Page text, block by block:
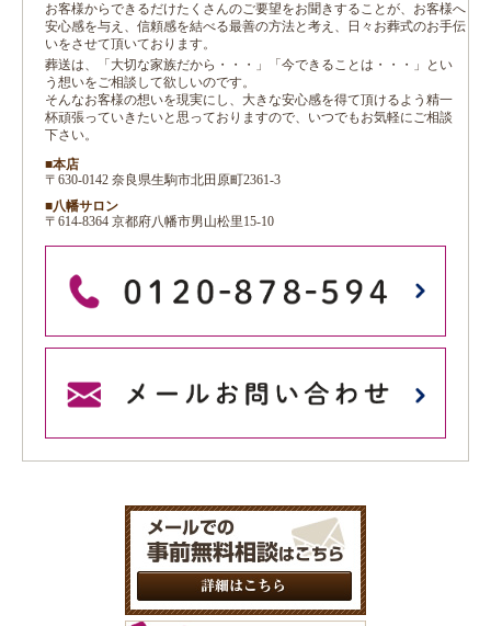
お客様からできるだけたくさんのご要望をお聞きすることが、お客様へ
安心感を与え、信頼感を結べる最善の方法と考え、日々お葬式のお手伝
いをさせて頂いております。
葬送は、「大切な家族だから・・・」「今できることは・・・」とい
う想いをご相談して欲しいのです。
そんなお客様の想いを現実にし、大きな安心感を得て頂けるよう精一
杯頑張っていきたいと思っておりますので、いつでもお気軽にご相談
下さい。
■本店
〒630-0142 奈良県生駒市北田原町2361-3
■八幡サロン
〒614-8364 京都府八幡市男山松里15-10